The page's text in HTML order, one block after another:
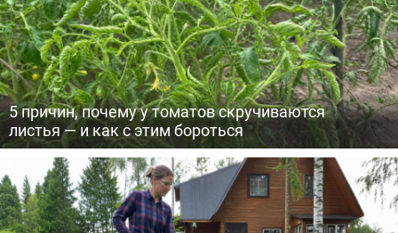
5 причин, почему у томатов скручиваются
листья — и как с этим бороться